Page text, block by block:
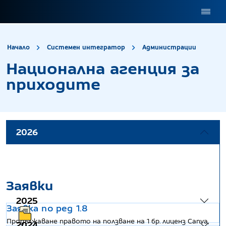
Начало Системен интегратор Администрации
Национална агенция за
приходите
2026
Заявки
Заявка по ред 1.8
Продължаване правото на ползване на 1 бр. лиценз Canva,
2025